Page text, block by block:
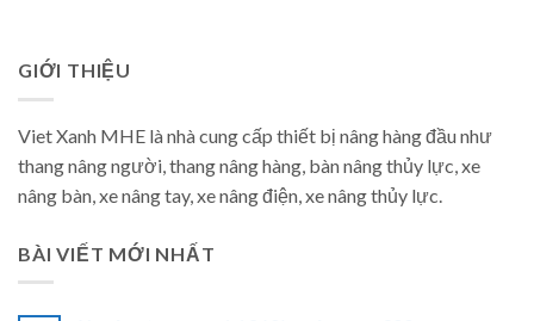
GIỚI THIỆU
Viet Xanh MHE là nhà cung cấp thiết bị nâng hàng đầu như
thang nâng người, thang nâng hàng, bàn nâng thủy lực, xe
nâng bàn, xe nâng tay, xe nâng điện, xe nâng thủy lực.
BÀI VIẾT MỚI NHẤT